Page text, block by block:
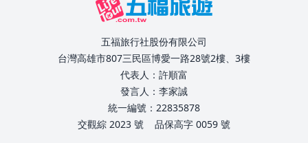
五福旅行社股份有限公司
台灣高雄市807三民區博愛一路28號2樓、3樓
代表人：許順富
發言人：李家誠
統一編號：22835878
交觀綜 2023 號
品保高字 0059 號